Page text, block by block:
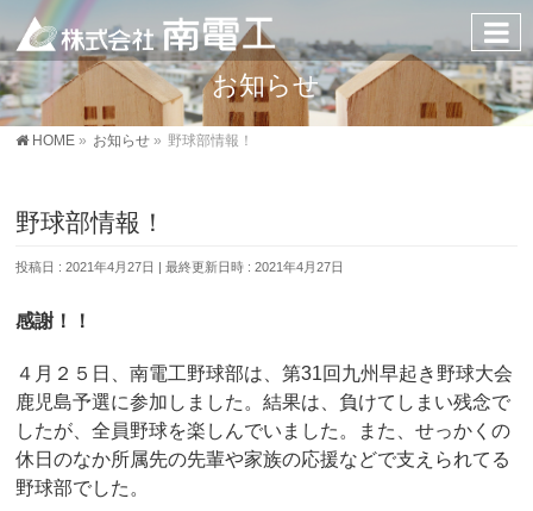
お知らせ
HOME » お知らせ » 野球部情報！
野球部情報！
投稿日 : 2021年4月27日 最終更新日時 : 2021年4月27日
感謝！！
４月２５日、南電工野球部は、第31回九州早起き野球大会
鹿児島予選に参加しました。結果は、負けてしまい残念で
したが、全員野球を楽しんでいました。また、せっかくの
休日のなか所属先の先輩や家族の応援などで支えられてる
野球部でした。